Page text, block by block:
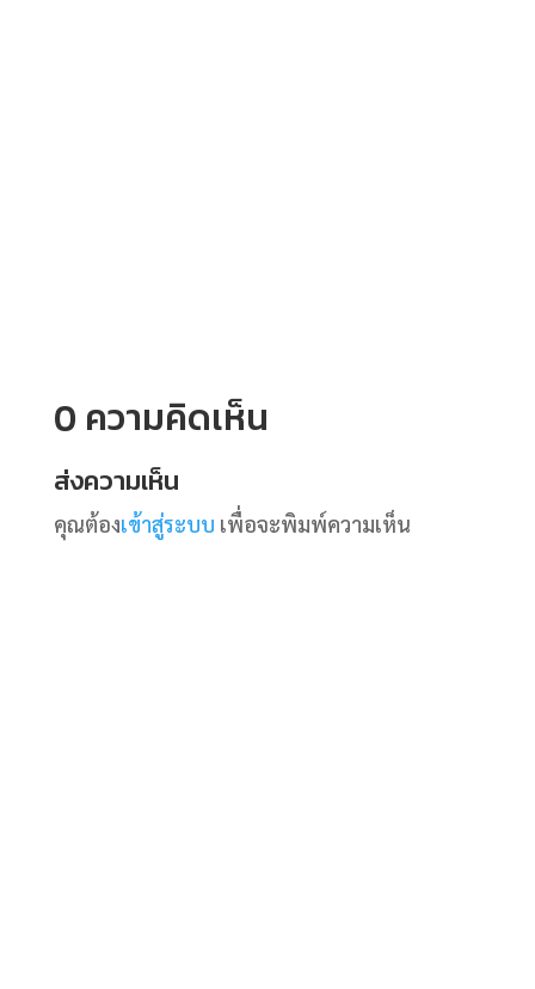
0 ความคิดเห็น
ส่งความเห็น
คุณต้องเข้าสู่ระบบ เพื่อจะพิมพ์ความเห็น